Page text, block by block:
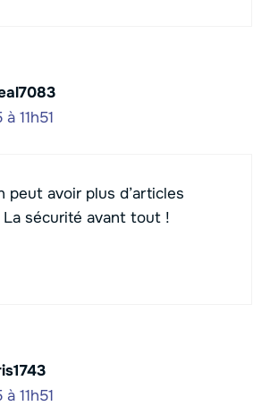
11h51
peut avoir plus d’articles
La sécurité avant tout !
11h51